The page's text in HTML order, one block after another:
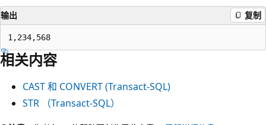
输出 复制
相关内容
CAST 和 CONVERT (Transact-SQL)
STR （Transact-SQL）